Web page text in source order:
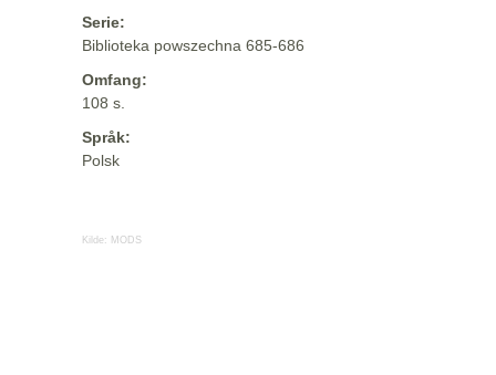
Serie:
Biblioteka powszechna 685-686
Omfang:
108 s.
Språk:
Polsk
Kilde: MODS